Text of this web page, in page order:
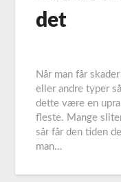
det
Når man får
eller andre typer
dette være en
fleste. Mange
sår får den tiden
man…